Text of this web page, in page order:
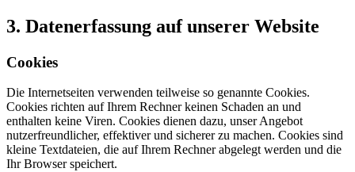
3. Datenerfassung auf unserer Website
Cookies
Die Internetseiten verwenden teilweise so genannte Cookies.
Cookies richten auf Ihrem Rechner keinen Schaden an und
enthalten keine Viren. Cookies dienen dazu, unser Angebot
nutzerfreundlicher, effektiver und sicherer zu machen. Cookies sind
kleine Textdateien, die auf Ihrem Rechner abgelegt werden und die
Ihr Browser speichert.